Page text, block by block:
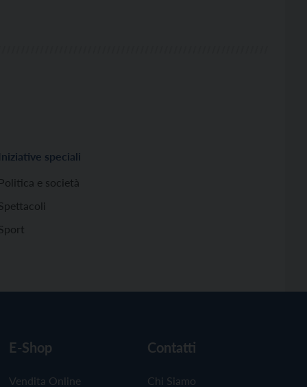
Iniziative speciali
Politica e società
E-Shop
Vendita Online
Contatti
Chi Siamo